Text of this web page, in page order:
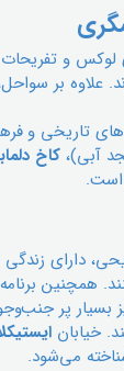
لوکس و
بر سواحل،
تاریخی و
آبی)،کاخ
است.
دارای
همچنین
بسیار پر
خیابان
می‌شود.